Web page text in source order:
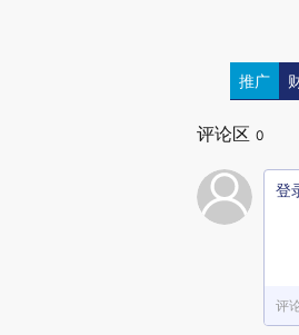
推广
评论区 0
登
评